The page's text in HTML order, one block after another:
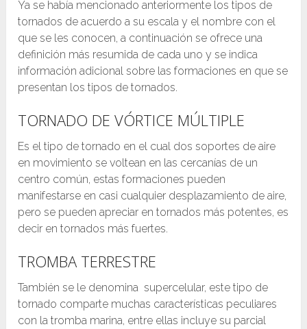
Ya se había mencionado anteriormente los tipos de
tornados de acuerdo a su escala y el nombre con el
que se les conocen, a continuación se ofrece una
definición más resumida de cada uno y se indica
información adicional sobre las formaciones en que se
presentan los tipos de tornados.
TORNADO DE VÓRTICE MÚLTIPLE
Es el tipo de tornado en el cual dos soportes de aire
en movimiento se voltean en las cercanías de un
centro común, estas formaciones pueden
manifestarse en casi cualquier desplazamiento de aire,
pero se pueden apreciar en tornados más potentes, es
decir en tornados más fuertes.
TROMBA TERRESTRE
También se le denomina supercelular, este tipo de
tornado comparte muchas características peculiares
con la tromba marina, entre ellas incluye su parcial